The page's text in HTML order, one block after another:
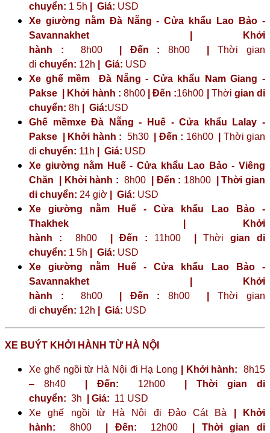
chuyển: 1 5h Giá: USD
Xe giường nằm Đà Nẵng - Cửa khẩu Lao Bảo -
Savannakhet | Khởi
hành : 8h00| Đến : 8h00 |Thời gian
di chuyển: 12h Giá: USD
Xe ghế mềm Đà Nẵng - Cửa khẩu Nam Giang -
Pakse | Khởi hành : 8h00| Đến :16h00 Thời gian di
chuyển: 8h Giá:USD
Ghế mềmxe Đà Nẵng - Huế - Cửa khẩu Lalay -
Pakse | Khởi hành : 5h30| Đến : 16h00| Thời gian
di chuyển: 11h Giá: USD
Xe giường nằm Huế - Cửa khẩu Lao Bảo - Viêng
Chăn | Khởi hành : 8h00| Đến : 18h00| Thời gian
di chuyển: 24 giờ | Giá: USD
Xe giường nằm Huế - Cửa khẩu Lao Bảo -
Thakhek | Khởi
hành : 8h00 | Đến : 11h00 Thời gian di
chuyển: 1 5h Giá: USD
Xe giường nằm Huế - Cửa khẩu Lao Bảo -
Savannakhet | Khởi
hành : 8h00| Đến : 8h00 |Thời gian
di chuyển: 12h Giá: USD
XE BUÝT KHỞI HÀNH TỪ HÀ NỘI
Xe ghế ngồi từ Hà Nội đi Hạ Long | Khởi hành: 8h15
– 8h40
| Đến: 12h00
| Thời gian di
chuyển: 3h | Giá: 11 USD
Xe ghế ngồi từ Hà Nội đi Đảo Cát Bà
| Khởi
hành: 8h00 | Đến: 12h00
| Thời gian di